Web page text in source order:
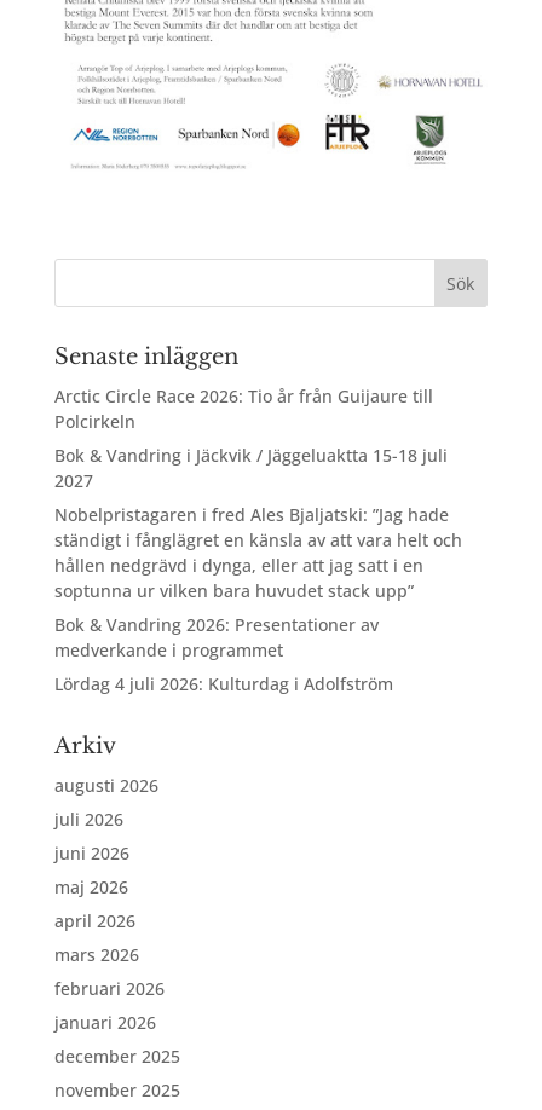
Senaste inläggen
Arctic Circle Race 2026: Tio år från Guijaure till
Polcirkeln
Bok & Vandring i Jäckvik / Jäggeluaktta 15-18 juli
2027
Nobelpristagaren i fred Ales Bjaljatski: ”Jag hade
ständigt i fånglägret en känsla av att vara helt och
hållen nedgrävd i dynga, eller att jag satt i en
soptunna ur vilken bara huvudet stack upp”
Bok & Vandring 2026: Presentationer av
medverkande i programmet
Lördag 4 juli 2026: Kulturdag i Adolfström
Arkiv
augusti 2026
juli 2026
juni 2026
maj 2026
april 2026
mars 2026
februari 2026
januari 2026
december 2025
november 2025